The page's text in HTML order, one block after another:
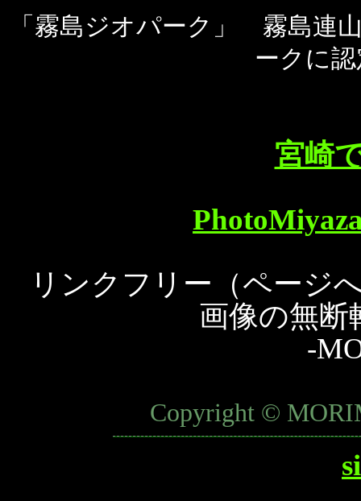
「霧島ジオパーク」 霧島連
ークに
宮崎
リンクフリー（ページ
画像の無断
-
Copyright ©